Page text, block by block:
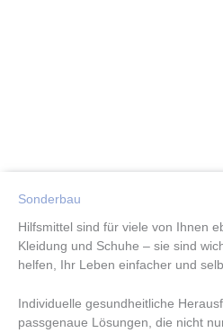
Sonderbau
Hilfsmittel sind für viele von Ihnen
Kleidung und Schuhe – sie sind
helfen, Ihr Leben einfacher und
Individuelle gesundheitliche
passgenaue Lösungen, die nicht